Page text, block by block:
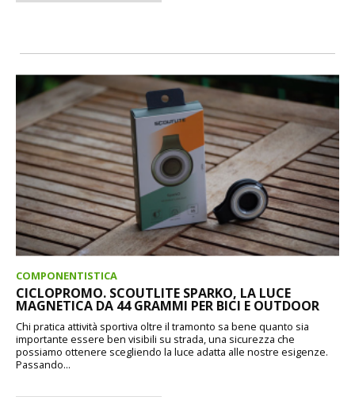
COMPONENTISTICA
CICLOPROMO. SCOUTLITE SPARKO, LA LUCE
MAGNETICA DA 44 GRAMMI PER BICI E OUTDOOR
Chi pratica attività sportiva oltre il tramonto sa bene quanto sia
importante essere ben visibili su strada, una sicurezza che
possiamo ottenere scegliendo la luce adatta alle nostre esigenze.
Passando...